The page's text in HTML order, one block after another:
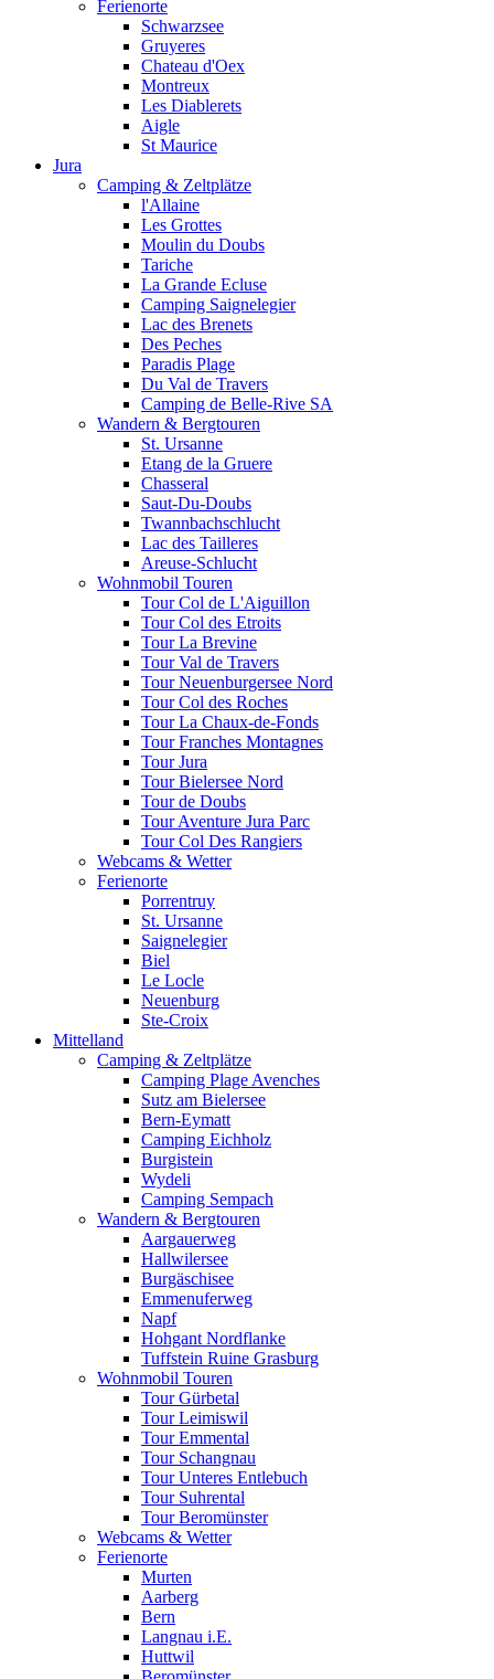
Ferienorte
Schwarzsee
Gruyeres
Chateau d'Oex
Montreux
Les Diablerets
Aigle
St Maurice
Jura
Camping & Zeltplätze
l'Allaine
Les Grottes
Moulin du Doubs
Tariche
La Grande Ecluse
Camping Saignelegier
Lac des Brenets
Des Peches
Paradis Plage
Du Val de Travers
Camping de Belle-Rive SA
Wandern & Bergtouren
St. Ursanne
Etang de la Gruere
Chasseral
Saut-Du-Doubs
Twannbachschlucht
Lac des Tailleres
Areuse-Schlucht
Wohnmobil Touren
Tour Col de L'Aiguillon
Tour Col des Etroits
Tour La Brevine
Tour Val de Travers
Tour Neuenburgersee Nord
Tour Col des Roches
Tour La Chaux-de-Fonds
Tour Franches Montagnes
Tour Jura
Tour Bielersee Nord
Tour de Doubs
Tour Aventure Jura Parc
Tour Col Des Rangiers
Webcams & Wetter
Ferienorte
Porrentruy
St. Ursanne
Saignelegier
Biel
Le Locle
Neuenburg
Ste-Croix
Mittelland
Camping & Zeltplätze
Camping Plage Avenches
Sutz am Bielersee
Bern-Eymatt
Camping Eichholz
Burgistein
Wydeli
Camping Sempach
Wandern & Bergtouren
Aargauerweg
Hallwilersee
Burgäschisee
Emmenuferweg
Napf
Hohgant Nordflanke
Tuffstein Ruine Grasburg
Wohnmobil Touren
Tour Gürbetal
Tour Leimiswil
Tour Emmental
Tour Schangnau
Tour Unteres Entlebuch
Tour Suhrental
Tour Beromünster
Webcams & Wetter
Ferienorte
Murten
Aarberg
Bern
Langnau i.E.
Huttwil